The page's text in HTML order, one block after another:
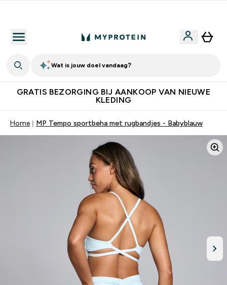
Wat is jouw doel vandaag?
GRATIS BEZORGING BIJ AANKOOP VAN NIEUWE
KLEDING
Home MP Tempo sportbeha met rugbandjes - Babyblauw